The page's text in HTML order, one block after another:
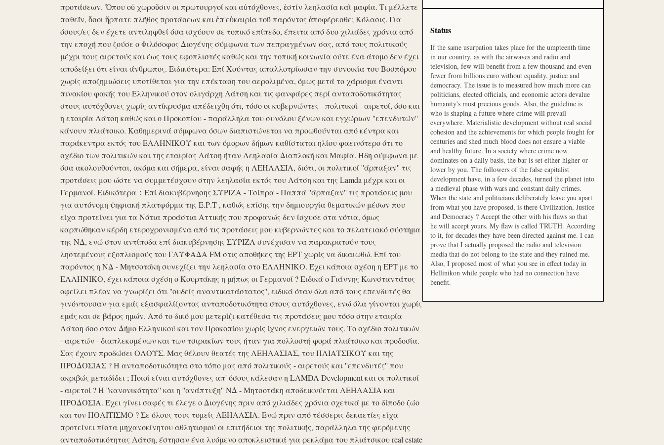
προτάσεων. Ὅπου οὐ χωροῦσιν οι πρωτουργοί και αὐτόχθονες, ἐστίν λεηλασία καὶ μαφία. Τι μέλλετε
παθεῖν, ὅσοι ἥρπατε πλῆθος προτάσεων και ἐπ'εὐκαιρία τοῦ παρόντος ἀποφέρεσθε; Κόλασις. Για
όσους/ες δεν έχετε αντιληφθεί όσα ισχύουν σε τοπικό επίπεδο, έπειτα από δυο χιλιάδες χρόνια από
την εποχή που ζούσε ο Φιλόσοφος Διογένης σύμφωνα των πεπραγμένων σας, από τους πολιτικούς
μέχρι τους αιρετούς και έως τους εφοπλιστές καθώς και την τοπική κοινωνία ούτε ένα άτομο δεν έχει
αποδείξει ότι είναι άνθρωπος. Ειδικότερα: Επί Χούντας απαλλοτρίωσαν την συνοικία του Βοσπόρου
χωρίς αποζημιώσεις υποτίθεται για την επέκταση του αερολιμένα, όμως μετά το χάρισμα έναντι
πινακίου φακής του Ελληνικού στον ολιγάρχη Λάτση και τις φανφάρες περί ανταποδοτικότητας
στους αυτόχθονες χωρίς αντίκρυσμα απέδειχθη ότι, τόσο οι κυβερνώντες - πολιτικοί - αιρετοί, όσο και
η εταιρία Λάτση καθώς και ο Προκοπίου - παράλληλα του συνόλου ξένων και εγχώριων ''επενδυτών''
κάνουν πλιάτσικο. Καθημερινά σύμφωνα όσων διαπιστώνεται να προωθούνται από κέντρα και
παράκεντρα εκτός του ΕΛΛΗΝΙΚΟΥ και των όμορων δήμων καθίσταται ηλίου φαεινότερο ότι το
σχέδιο των πολιτικών και της εταιρίας Λάτση ήταν Λεηλασία Διαπλοκή και Μαφία. Ήδη σύμφωνα με
όσα ακολουθούνται, ακόμα και σήμερα, είναι σαφής η ΛΕΗΛΑΣΙΑ, διότι, οι πολιτικοί ''άρπαξαν'' τις
προτάσεις μου ώστε να συμμετέσχουν στην λεηλασία εκτός του Λάτση και της Lamda μέχρι και οι
Γερμανοί. Ειδικότερα：Επί διακυβέρνησης ΣΥΡΙΖΑ - Τσίπρα - Παππά ''άρπαξαν'' τις προτάσεις μου
για αυτόνομη ψηφιακή πλατφόρμα της Ε.Ρ.Τ , καθώς επίσης την δημιουργία θεματικών μέσων που
είχα προτείνει για τα Νότια προάστια Αττικής που προφανώς δεν ίσχυσε στα νότια, όμως
καρπώθηκαν κέρδη ετεροχρονισμένα από τις προτάσεις μου κυβερνώντες και το πελατειακό σύστημα
της ΝΔ, ενώ στον αντίποδα επί διακυβέρνησης ΣΥΡΙΖΑ συνέχισαν να παρακρατούν τους
ληστεμένους εξοπλισμούς του ΓΛΥΦΑΔΑ FM στις αποθήκες της ΕΡΤ χωρίς να δικαιωθώ. Επί του
παρόντος η ΝΔ - Μητσοτάκη συνεχίζει την λεηλασία στο ΕΛΛΗΝΙΚΟ. Έχει κάποια σχέση η ΕΡΤ με το
ΕΛΛΗΝΙΚΟ, έχει κάποια σχέση ο Κουρτάκης η μήπως οι Γερμανοί ? Ειδικά ο Γιάννης Κωνσταντάτος
οφείλει πλέον να γνωρίζει ότι ''ουδείς αναντικατάστατος'', ειδικά όταν όλα από τους επενδυτές θα
γινόντουσαν για εμάς εξασφαλίζοντας ανταποδοτικότητα στους αυτόχθονες, ενώ όλα γίνονται χωρίς
εμάς και σε βάρος ημών. Από το δικό μου μετερίζι κατέθεσα τις προτάσεις μου τόσο στην εταιρία
Λάτση όσο στον Δήμο Ελληνικού και τον Προκοπίου χωρίς ίχνος ενεργειών τους. Το σχέδιο πολιτικών
- αιρετών - διαπλεκομένων και των τσιρακίων τους ήταν για πολλοστή φορά πλιάτσικο και προδοσία.
Σας έχουν προδώσει ΟΛΟΥΣ. Μας θέλουν θεατές της ΛΕΗΛΑΣΙΑΣ, του ΠΛΙΑΤΣΙΚΟΥ και της
ΠΡΟΔΟΣΙΑΣ ? Η ανταποδοτικότητα στο τόπο μας από πολιτικούς - αιρετούς και ''επενδυτές'' που
ακριβώς μεταδίδει ; Ποιοί είναι αυτόχθονες απ' όσους κάλεσαν η LAMDA Development και οι πολιτικοί
- αιρετοί ? Η ''κανονικότητα'' και η ''ανάπτυξη'' ΝΔ - Μητσοτάκη αποδεικνύεται ΛΕΗΛΑΣΙΑ και
ΠΡΟΔΟΣΙΑ. Έχει γίνει σαφές τι έλεγε ο Διογένης πριν από χιλιάδες χρόνια σχετικά με το δίποδο ζώο
και τον ΠΟΛΙΤΙΣΜΟ ? Σε όλους τους τομείς ΛΕΗΛΑΣΙΑ. Ενώ πριν από τέσσερις δεκαετίες είχα
προτείνει πίστα μηχανοκίνητου αθλητισμού οι επιτήδειοι της πολιτικής, παράλληλα της φερόμενης
ανταποδοτικότητας Λάτση, έστησαν ένα λυόμενο αποκλειστικά για ρεκλάμα του πλιάτσικου real estate
Status
If the same usurpation takes place for the umpteenth time
in our country, as with the airwaves and radio and
television, few will benefit from a few thousand and even
fewer from billions euro without equality, justice and
democracy. The issue is to measured how much more can
politicians, elected officials, and economic actors devalue
humanity's most precious goods. Also, the guideline is
who is shaping a future where crime will prevail
everywhere. Materialistic development without real social
cohesion and the achievements for which people fought for
centuries and shed much blood does not ensure a viable
and healthy future. In a society where crime now
dominates on a daily basis, the bar is set either higher or
lower by you. The followers of the false capitalist
development have, in a few decades, turned the planet into
a medieval phase with wars and constant daily crimes.
When the state and politicians deliberately leave you apart
from what you have proposed, is there Civilization, Justice
and Democracy ? Accept the other with his flaws so that
he will accept yours. My flaw is called TRUTH. According
to it, for decades they have been directed against me. I can
prove that I actually proposed the radio and television
media that do not belong to the state and they ruined me.
Also, I proposed most of what you see in effect today in
Hellinikon while people who had no connection have
benefit.